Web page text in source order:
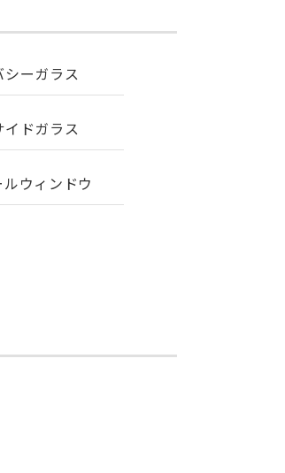
シーガラス
イドガラス
ルウィンドウ